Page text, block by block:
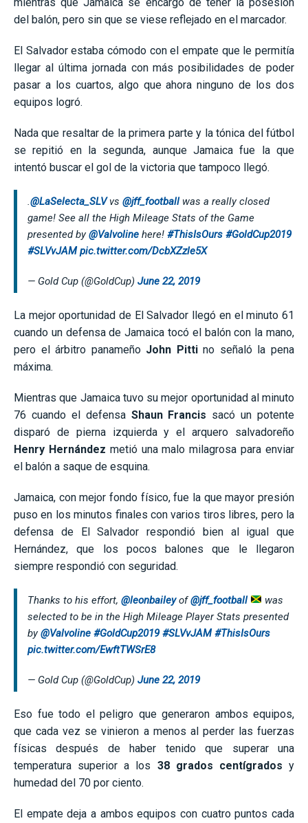
del balón, pero sin que se viese reflejado en el marcador.
El Salvador estaba cómodo con el empate que le permitía
llegar al última jornada con más posibilidades de poder
pasar a los cuartos, algo que ahora ninguno de los dos
equipos logró.
Nada que resaltar de la primera parte y la tónica del fútbol
se repitió en la segunda, aunque Jamaica fue la que
intentó buscar el gol de la victoria que tampoco llegó.
@LaSelecta_SLVvs @jff_footballwas a really closed
game! See all the High Mileage Stats of the Game
presented by@Valvoline here! #ThisIsOurs #GoldCup2019
#SLVvJAM pic.twitter.com/DcbXZzle5X
— Gold Cup (@GoldCup) June 22, 2019
La mejor oportunidad de El Salvador llegó en el minuto 61
cuando un defensa de Jamaica tocó el balón con la mano,
pero el árbitro panameño John Pittino señaló la pena
máxima.
Mientras que Jamaica tuvo su mejor oportunidad al minuto
76 cuando el defensa Shaun Francis sacó un potente
disparó de pierna izquierda y el arquero salvadoreño
Henry Hernández metió una malo milagrosa para enviar
el balón a saque de esquina.
Jamaica, con mejor fondo físico, fue la que mayor presión
puso en los minutos finales con varios tiros libres, pero la
defensa de El Salvador respondió bien al igual que
Hernández, que los pocos balones que le llegaron
siempre respondió con seguridad.
Thanks to his effort, @leonbaileyof@jff_football
was
selected to be in the High Mileage Player Stats presented
by@Valvoline #GoldCup2019 #SLVvJAM #ThisIsOurs
pic.twitter.com/EwftTWSrE8
— Gold Cup (@GoldCup) June 22, 2019
Eso fue todo el peligro que generaron ambos equipos,
que cada vez se vinieron a menos al perder las fuerzas
físicas después de haber tenido que superar una
temperatura superior a los 38 grados centígrados y
humedad del 70 por ciento.
El empate deja a ambos equipos con cuatro puntos cada